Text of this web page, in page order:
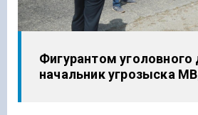
Фигурантом уголовного
начальник угрозыска